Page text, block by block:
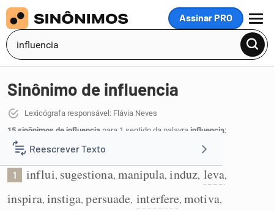
Assinar PRO
MENU
Reescrever Texto
Resumir Texto
Sinônimo de influencia
Lexicógrafa responsável: Flávia Neves
15 sinônimos de influencia para 1 sentido da palavra influencia:
Atua ou age sobre, exercendo influência:
1 influi, sugestiona, manipula,induz, leva,
inspira, instiga,persuade, interfere,motiva,